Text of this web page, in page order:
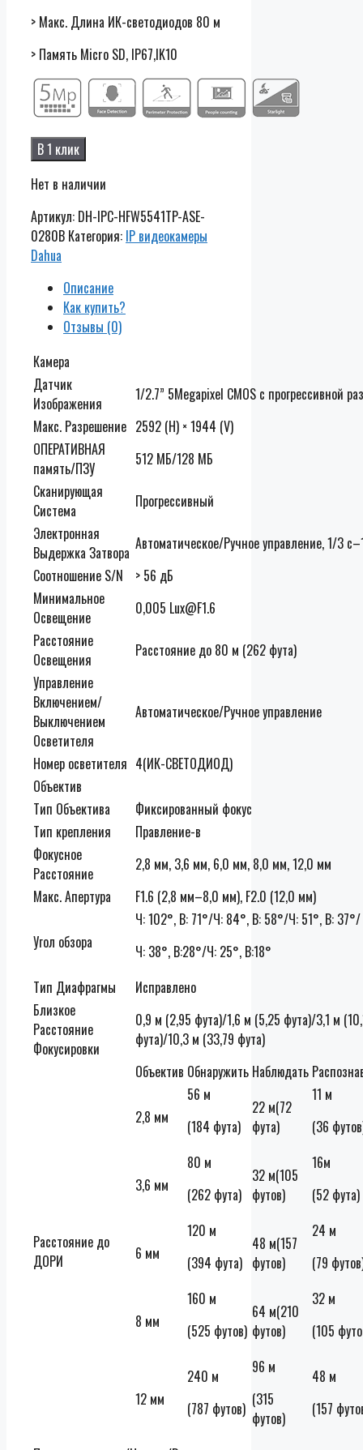
> Макс. Длина ИК-светодиодов 80 м
> Память Micro SD, IP67,IK10
В 1 клик
Нет в наличии
Артикул: DH-IPC-HFW5541TP-ASE-
0280B Категория: IP видеокамеры
Dahua
Описание
Как купить?
Отзывы (0)
Камера
Датчик
Изображения
1/2.7” 5Megapixel CMOS с прогрессивной
Макс. Разрешение 2592 (H) × 1944 (V)
ОПЕРАТИВНАЯ
память/ПЗУ
512 МБ/128 МБ
Сканирующая
Система
Прогрессивный
Электронная
Выдержка Затвора Автоматическое/Ручное управление, 1/3
Соотношение S/N
> 56 дБ
Минимальное
Освещение
0,005 Lux@F1.6
Расстояние
Освещения
Расстояние до 80 м (262 фута)
Управление
Включением/
Выключением
Осветителя
Автоматическое/Ручное управление
Номер осветителя 4(ИК-СВЕТОДИОД)
Объектив
Тип Объектива
Фиксированный фокус
Тип крепления
Правление-в
Фокусное
Расстояние
2,8 мм, 3,6 мм, 6,0 мм, 8,0 мм, 12,0 мм
Макс. Апертура
F1.6 (2,8 мм–8,0 мм), F2.0 (12,0 мм)
Угол обзора
Ч: 102°, В: 71°/Ч: 84°, В: 58°/Ч: 51°, В: 37°/
Ч: 38°, В:28°/Ч: 25°, В:18°
Тип Диафрагмы
Исправлено
Близкое
Расстояние
Фокусировки
0,9 м (2,95 фута)/1,6 м (5,25 фута)/3,1 м
фута)/10,3 м (33,79 фута)
Расстояние до
ДОРИ
Объектив Обнаружить Наблюдать
2,8 мм
56 м
(184 фута)
22 м(72
фута)
11 м
(36
3,6 мм
80 м
(262 фута)
32 м(105
футов)
16м
(52 фута)
6 мм
120 м
(394 фута)
48 м(157
футов)
24 м
(79
8 мм
160 м
(525 футов)
64 м(210
футов)
32 м
(105
12 мм
240 м
(787 футов)
96 м
(315
футов)
48 м
(157